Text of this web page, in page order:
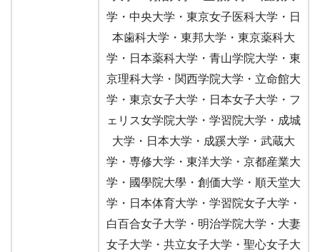
学・中央大学・東京女子医科大学・日
本歯科大学・東邦大学・東京薬科大
学・日本薬科大学・青山学院大学・東
京理科大学・関西学院大学・立命館大
学・東京女子大学・日本女子大学・フ
ェリス女学院大学・学習院大学・成城
大学・日本大学・成蹊大学・武蔵大
学・専修大学・東洋大学・京都産業大
学・國學院大學・創価大学・順天堂大
学・日本体育大学・学習院女子大学・
白百合女子大学・明治学院大学・大妻
女子大学・共立女子大学・聖心女子大